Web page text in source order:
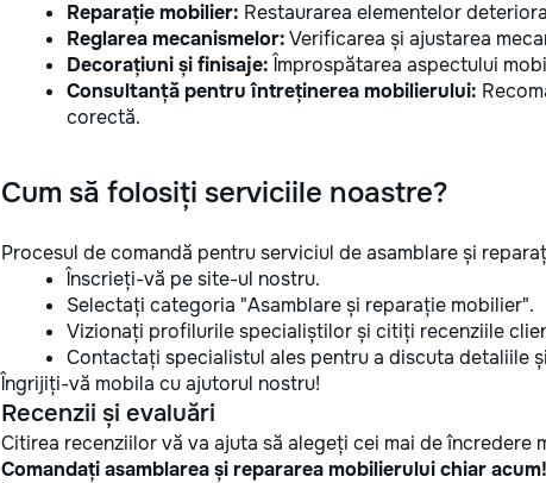
Reparație mobilier: Restaurarea elementelor
Reglarea mecanismelor:Verificarea și ajustarea
Decorațiuni și finisaje: Împrospătarea aspectului
Consultanță pentru întreținerea mobilierului:
corectă.
Cum să folosiți serviciile noastre?
Procesul de comandă pentru serviciul de asamblare și
Înscrieți-vă pe site-ul nostru.
Selectați categoria "Asamblare și reparație mobilier".
Vizionați profilurile specialiștilor și citiți recenziile
Contactați specialistul ales pentru a discuta detaliile
Îngrijiți-vă mobila cu ajutorul nostru!
Recenzii și evaluări
Citirea recenziilor vă va ajuta să alegeți cei mai de încredere
Comandați asamblarea și repararea mobilierului chiar acum!